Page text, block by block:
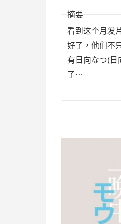
摘要
看到这个月发
好了，他们不
有日向なつ(日
了⋯